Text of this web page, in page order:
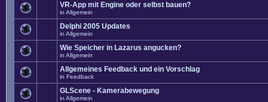
VR-App mit Engine oder selbst bauen?
in Allgemein
Delphi 2005 Updates
in Allgemein
Wie Speicher in Lazarus angucken?
in Allgemein
Allgemeines Feedback und ein Vorschlag
in Feedback
GLScene - Kamerabewegung
in Allgemein